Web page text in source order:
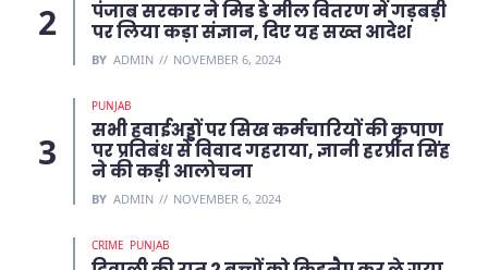
पंजाब सरकार ने मिड डे मील वितरण में गड़बड़ी
पर लिया कड़ा संज्ञान, दिए यह सख्त आदेश
BY ADMIN NOVEMBER 6, 2024
PUNJAB
सभी हवाईअड्डों पर सिख कर्मचारियों की कृपाण
पर प्रतिबंध से विवाद गहराया, ज्ञानी हरप्रीत सिंह
ने की कड़ी आलोचना
BY ADMIN NOVEMBER 6, 2024
CRIME PUNJAB